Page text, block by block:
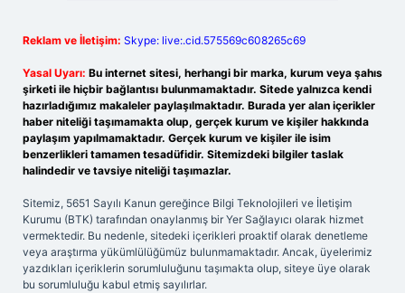
Reklam ve İletişim: Skype: live:.cid.575569c608265c69
Yasal Uyarı: Bu internet sitesi, herhangi bir marka, kurum veya şahıs
şirketi ile hiçbir bağlantısı bulunmamaktadır. Sitede yalnızca kendi
hazırladığımız makaleler paylaşılmaktadır. Burada yer alan içerikler
haber niteliği taşımamakta olup, gerçek kurum ve kişiler hakkında
paylaşım yapılmamaktadır. Gerçek kurum ve kişiler ile isim
benzerlikleri tamamen tesadüfidir. Sitemizdeki bilgiler taslak
halindedir ve tavsiye niteliği taşımazlar.
Sitemiz, 5651 Sayılı Kanun gereğince Bilgi Teknolojileri ve İletişim
Kurumu (BTK) tarafından onaylanmış bir Yer Sağlayıcı olarak hizmet
vermektedir. Bu nedenle, sitedeki içerikleri proaktif olarak denetleme
veya araştırma yükümlülüğümüz bulunmamaktadır. Ancak, üyelerimiz
yazdıkları içeriklerin sorumluluğunu taşımakta olup, siteye üye olarak
bu sorumluluğu kabul etmiş sayılırlar.